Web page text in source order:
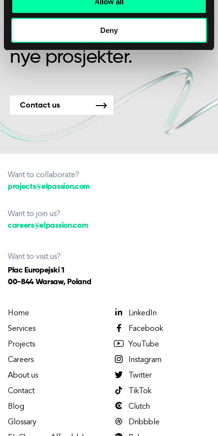
Deny
vennskap?
Vi er tilgjengelige for
nye prosjekter.
Contact us
Want to collaborate?
projects@elpassion.com
Want to join us?
careers@elpassion.com
Want to visit us?
Plac Europejski 1
00-844 Warsaw, Poland
Home
Services
Projects
Careers
About us
Contact
Blog
Glossary
LinkedIn
Facebook
YouTube
Instagram
Twitter
TikTok
Clutch
Dribbble